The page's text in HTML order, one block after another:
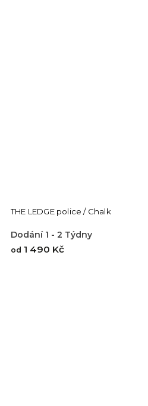
THE LEDGE police / Chalk
Dodání 1 - 2 Týdny
od 1 490 Kč